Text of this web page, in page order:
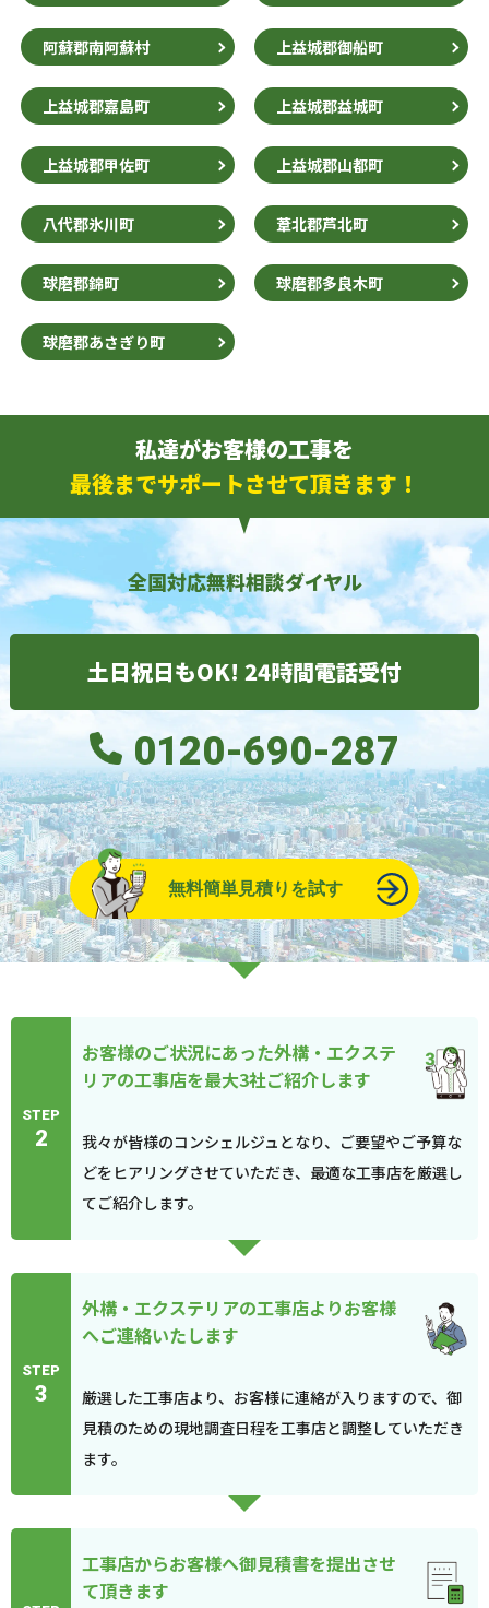
阿蘇郡南阿蘇村 上益城郡御船町
上益城郡嘉島町 上益城郡益城町
上益城郡甲佐町 上益城郡山都町
八代郡氷川町 葦北郡芦北町
球磨郡錦町 球磨郡多良木町
球磨郡あさぎり町
私達がお客様の工事を
最後までサポートさせて頂きます！
全国対応無料相談ダイヤル
土日祝日もOK! 24時間電話受付
0120-690-287
無料簡単見積りを試す
STEP
2
お客様のご状況にあった外構・エクステ
リアの工事店を最大3社ご紹介します
我々が皆様のコンシェルジュとなり、ご要望やご予算な
どをヒアリングさせていただき、最適な工事店を厳選し
てご紹介します。
STEP
3
外構・エクステリアの工事店よりお客様
へご連絡いたします
厳選した工事店より、お客様に連絡が入りますので、御
見積のための現地調査日程を工事店と調整していただき
ます。
工事店からお客様へ御見積書を提出させ
て頂きます